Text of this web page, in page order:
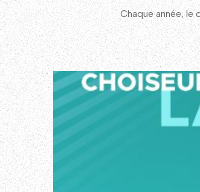
Chaque année, le